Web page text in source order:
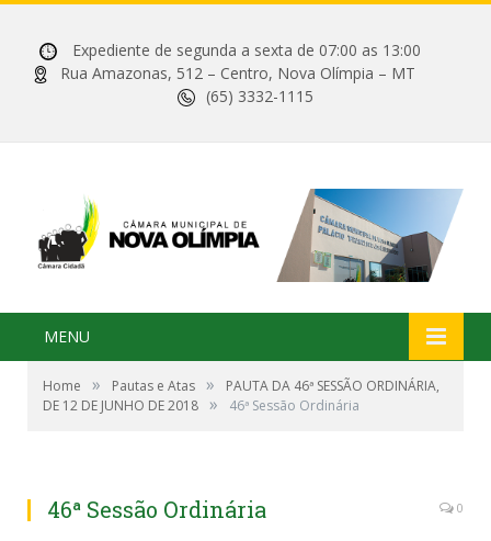
Expediente de segunda a sexta de 07:00 as 13:00
Rua Amazonas, 512 – Centro, Nova Olímpia – MT
(65) 3332-1115
MENU
Home » Pautas e Atas »
PAUTA DA 46ª SESSÃO ORDINÁRIA,
DE 12 DE JUNHO DE 2018 » 46ª Sessão Ordinária
46ª Sessão Ordinária 0